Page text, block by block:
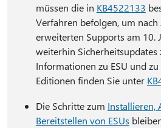
müssen die in KB4522133
Verfahren befolgen, um nach
erweiterten Supports am 10.
weiterhin Sicherheitsupdates
Informationen zu ESU und
Editionen finden Sie unter
Die Schritte zum Installieren,
Bereitstellen von ESUs